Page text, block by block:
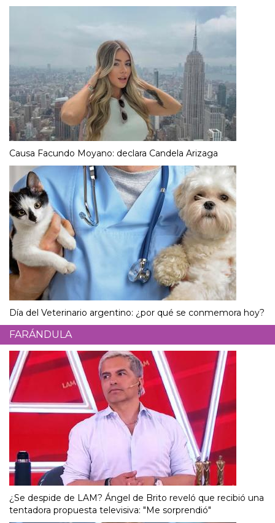
Causa Facundo Moyano: declara Candela Arizaga
Día del Veterinario argentino: ¿por qué se conmemora hoy?
FARÁNDULA
¿Se despide de LAM? Ángel de Brito reveló que recibió una
tentadora propuesta televisiva: "Me sorprendió"